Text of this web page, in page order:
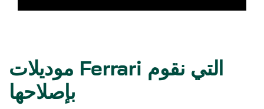
موديلات Ferrari التي نقوم
بإصلاحها